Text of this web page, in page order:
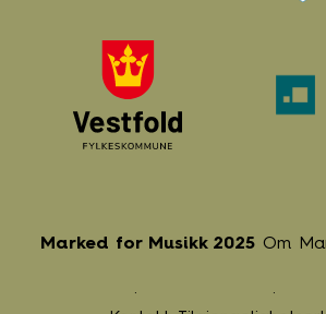
Marked for Musikk 2025 Om